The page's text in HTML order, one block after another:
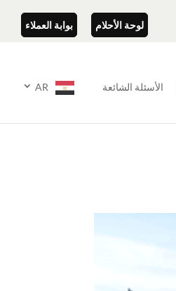
لوحة الأحلام بوابة العملاء
الأسئلة الشائعة AR